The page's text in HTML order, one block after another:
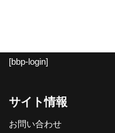
[bbp-login]
サイト情報
お問い合わせ